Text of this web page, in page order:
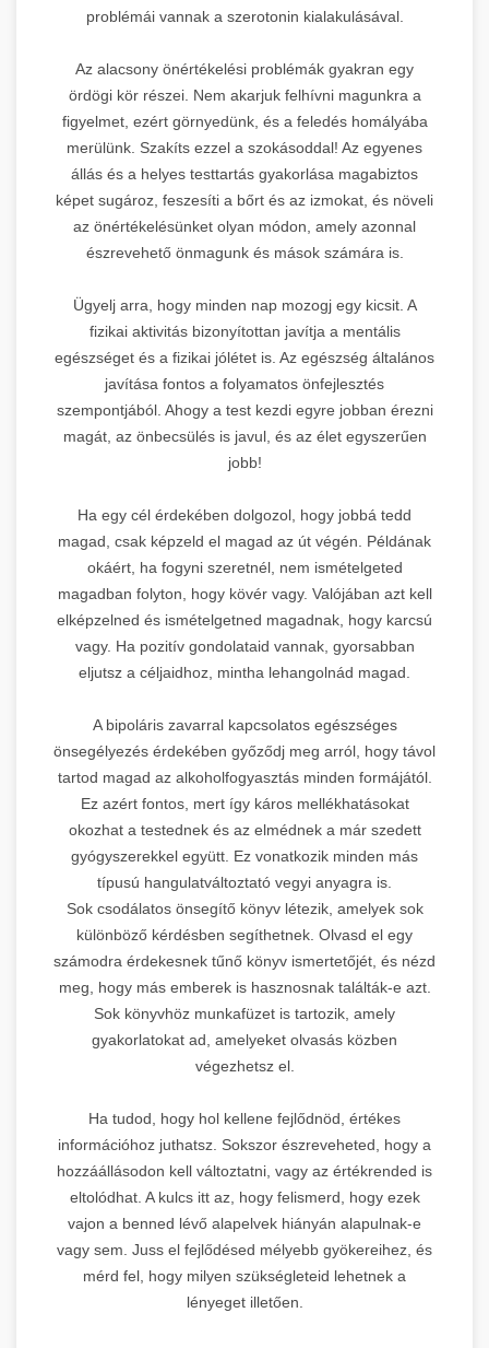
problémái vannak a szerotonin kialakulásával.
Az alacsony önértékelési problémák gyakran egy
ördögi kör részei. Nem akarjuk felhívni magunkra a
figyelmet, ezért görnyedünk, és a feledés homályába
merülünk. Szakíts ezzel a szokásoddal! Az egyenes
állás és a helyes testtartás gyakorlása magabiztos
képet sugároz, feszesíti a bőrt és az izmokat, és növeli
az önértékelésünket olyan módon, amely azonnal
észrevehető önmagunk és mások számára is.
Ügyelj arra, hogy minden nap mozogj egy kicsit. A
fizikai aktivitás bizonyítottan javítja a mentális
egészséget és a fizikai jólétet is. Az egészség általános
javítása fontos a folyamatos önfejlesztés
szempontjából. Ahogy a test kezdi egyre jobban érezni
magát, az önbecsülés is javul, és az élet egyszerűen
jobb!
Ha egy cél érdekében dolgozol, hogy jobbá tedd
magad, csak képzeld el magad az út végén. Példának
okáért, ha fogyni szeretnél, nem ismételgeted
magadban folyton, hogy kövér vagy. Valójában azt kell
elképzelned és ismételgetned magadnak, hogy karcsú
vagy. Ha pozitív gondolataid vannak, gyorsabban
eljutsz a céljaidhoz, mintha lehangolnád magad.
A bipoláris zavarral kapcsolatos egészséges
önsegélyezés érdekében győződj meg arról, hogy távol
tartod magad az alkoholfogyasztás minden formájától.
Ez azért fontos, mert így káros mellékhatásokat
okozhat a testednek és az elmédnek a már szedett
gyógyszerekkel együtt. Ez vonatkozik minden más
típusú hangulatváltoztató vegyi anyagra is.
Sok csodálatos önsegítő könyv létezik, amelyek sok
különböző kérdésben segíthetnek. Olvasd el egy
számodra érdekesnek tűnő könyv ismertetőjét, és nézd
meg, hogy más emberek is hasznosnak találták-e azt.
Sok könyvhöz munkafüzet is tartozik, amely
gyakorlatokat ad, amelyeket olvasás közben
végezhetsz el.
Ha tudod, hogy hol kellene fejlődnöd, értékes
információhoz juthatsz. Sokszor észreveheted, hogy a
hozzáállásodon kell változtatni, vagy az értékrended is
eltolódhat. A kulcs itt az, hogy felismerd, hogy ezek
vajon a benned lévő alapelvek hiányán alapulnak-e
vagy sem. Juss el fejlődésed mélyebb gyökereihez, és
mérd fel, hogy milyen szükségleteid lehetnek a
lényeget illetően.